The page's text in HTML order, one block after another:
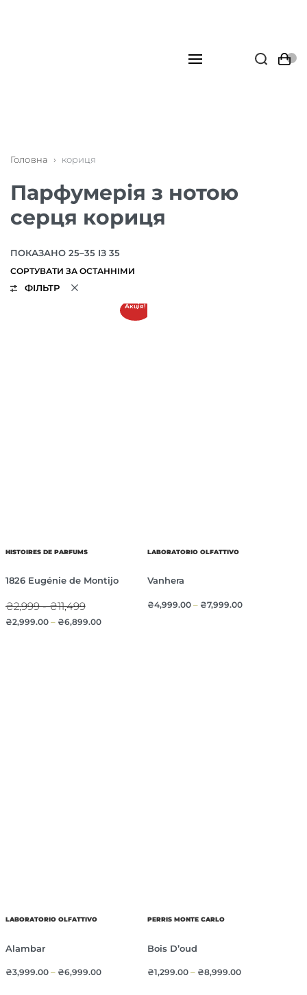
Головна › кориця
Парфумерія з нотою
серця кориця
ПОКАЗАНО 25–35 ІЗ 35
ФІЛЬТР
Акція!
HISTOIRES DE PARFUMS
1826 Eugénie de Montijo
₴2,999 - ₴11,499
₴2,999.00– ₴6,899.00
LABORATORIO OLFATTIVO
Vanhera
₴4,999.00 – ₴7,999.00
LABORATORIO OLFATTIVO
Alambar
₴3,999.00– ₴6,999.00
PERRIS MONTE CARLO
Bois D’oud
₴1,299.00 – ₴8,999.00